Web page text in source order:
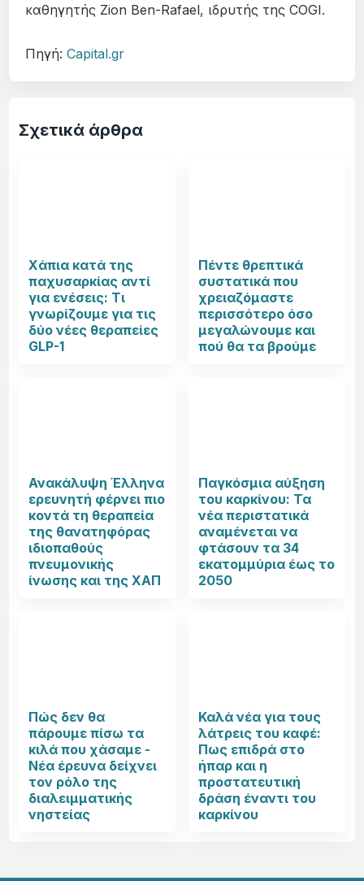
καθηγητής Zion Ben-Rafael, ιδρυτής της COGI.
Πηγή:Capital.gr
Σχετικά άρθρα
Χάπια κατά της
παχυσαρκίας αντί
για ενέσεις: Τι
γνωρίζουμε για τις
δύο νέες θεραπείες
GLP-1
Πέντε θρεπτικά
συστατικά που
χρειαζόμαστε
περισσότερο όσο
μεγαλώνουμε και
πού θα τα βρούμε
Ανακάλυψη Έλληνα
ερευνητή φέρνει πιο
κοντά τη θεραπεία
της θανατηφόρας
ιδιοπαθούς
πνευμονικής
ίνωσης και της ΧΑΠ
Παγκόσμια αύξηση
του καρκίνου: Τα
νέα περιστατικά
αναμένεται να
φτάσουν τα 34
εκατομμύρια έως το
2050
Πώς δεν θα
πάρουμε πίσω τα
κιλά που χάσαμε -
Νέα έρευνα δείχνει
τον ρόλο της
διαλειμματικής
νηστείας
Καλά νέα για τους
λάτρεις του καφέ:
Πως επιδρά στο
ήπαρ και η
προστατευτική
δράση έναντι του
καρκίνου